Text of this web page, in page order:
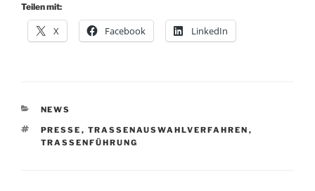
Teilen mit:
X Facebook LinkedIn
KATEGORIEN
NEWS
SCHLAGWÖRTER
PRESSE , TRASSENAUSWAHLVERFAHREN ,
TRASSENFÜHRUNG